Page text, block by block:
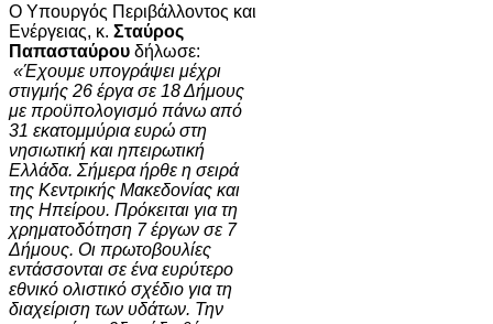
Ο Υπουργός Περιβάλλοντος και
Ενέργειας, κ. Σταύρος
Παπασταύρου δήλωσε:
«Έχουμε υπογράψει μέχρι
στιγμής 26 έργα σε 18 Δήμους
με προϋπολογισμό πάνω από
31 εκατομμύρια ευρώ στη
νησιωτική και ηπειρωτική
Ελλάδα. Σήμερα ήρθε η σειρά
της Κεντρικής Μακεδονίας και
της Ηπείρου. Πρόκειται για τη
χρηματοδότηση 7 έργων σε 7
Δήμους. Οι πρωτοβουλίες
εντάσσονται σε ένα ευρύτερο
εθνικό ολιστικό σχέδιο για τη
διαχείριση των υδάτων. Την